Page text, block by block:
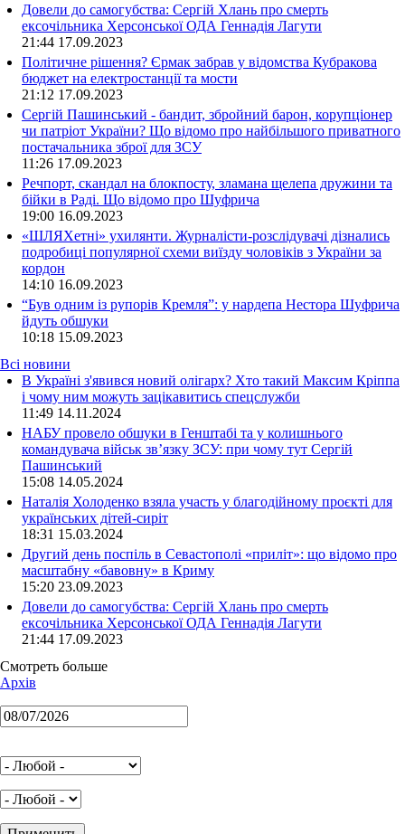
Довели до самогубства: Сергій Хлань про смерть
ексочільника Херсонської ОДА Геннадія Лагути
21:44 17.09.2023
Політичне рішення? Єрмак забрав у відомства Кубракова
бюджет на електростанції та мости
21:12 17.09.2023
Сергій Пашинський - бандит, збройний барон, корупціонер
чи патріот України? Що відомо про найбільшого приватного
постачальника зброї для ЗСУ
11:26 17.09.2023
Речпорт, скандал на блокпосту, зламана щелепа дружини та
бійки в Раді. Що відомо про Шуфрича
19:00 16.09.2023
«ШЛЯХетні» ухилянти. Журналісти-розслідувачі дізнались
подробиці популярної схеми виїзду чоловіків з України за
кордон
14:10 16.09.2023
“Був одним із рупорів Кремля”: у нардепа Нестора Шуфрича
йдуть обшуки
10:18 15.09.2023
Всі новини
В Україні з'явився новий олігарх? Хто такий Максим Кріппа
і чому ним можуть зацікавитись спецслужби
11:49 14.11.2024
НАБУ провело обшуки в Генштабі та у колишнього
командувача військ зв’язку ЗСУ: при чому тут Сергій
Пашинський
15:08 14.05.2024
Наталія Холоденко взяла участь у благодійному проєкті для
українських дітей-сиріт
18:31 15.03.2024
Другий день поспіль в Севастополі «приліт»: що відомо про
масштабну «бавовну» в Криму
15:20 23.09.2023
Довели до самогубства: Сергій Хлань про смерть
ексочільника Херсонської ОДА Геннадія Лагути
21:44 17.09.2023
Смотреть больше
Архів